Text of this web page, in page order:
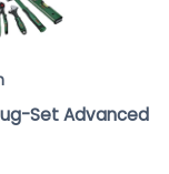
Set Advanced